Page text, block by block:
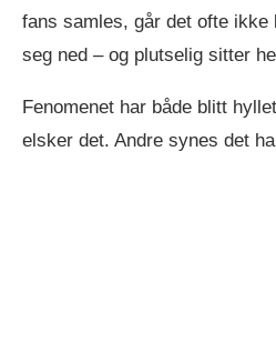
fans samles, går det ofte ikke
seg ned – og plutselig sitter
Fenomenet har både blitt
elsker det. Andre synes det